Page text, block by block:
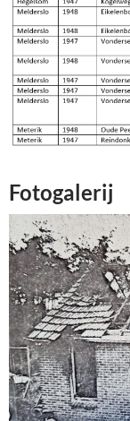
Fotogalerij